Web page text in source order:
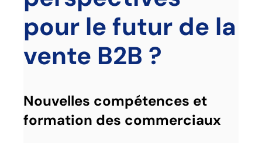
pour le futur de la
vente B2B ?
Nouvelles compétences et
formation des commerciaux